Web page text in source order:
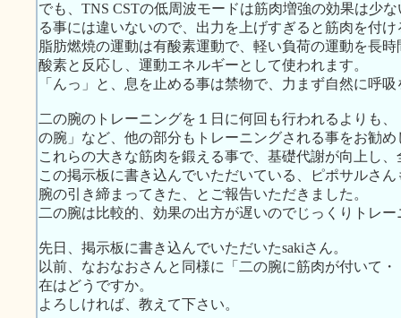
でも、TNS CSTの低周波モードは筋肉増強の効果は少
る事には違いないので、出力を上げすぎると筋肉を付
脂肪燃焼の運動は有酸素運動で、軽い負荷の運動を長
酸素と反応し、運動エネルギーとして使われます。
「んっ」と、息を止める事は禁物で、力まず自然に呼
二の腕のトレーニングを１日に何回も行われるよりも
の腕」など、他の部分もトレーニングされる事をお勧め
これらの大きな筋肉を鍛える事で、基礎代謝が向上し
この掲示板に書き込んでいただいている、ピポサルさ
腕の引き締まってきた、とご報告いただきました。
二の腕は比較的、効果の出方が遅いのでじっくりトレ
先日、掲示板に書き込んでいただいたsakiさん。
以前、なおなおさんと同様に「二の腕に筋肉が付いて
在はどうですか。
よろしければ、教えて下さい。